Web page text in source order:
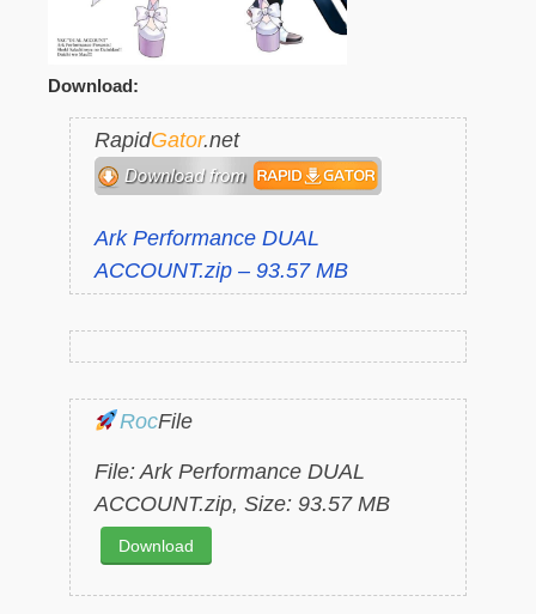
Download:
RapidGator.net
Ark Performance DUAL
ACCOUNT.zip – 93.57 MB
RocFile
File: Ark Performance DUAL
ACCOUNT.zip, Size: 93.57 MB
Download